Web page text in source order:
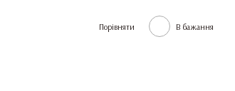
Порівняти В бажання